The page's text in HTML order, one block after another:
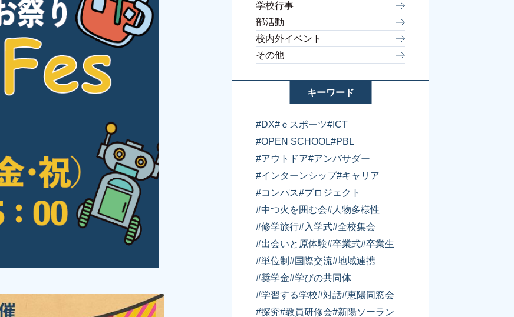
学校行事
部活動
校内外イベント
その他
キーワード
#DX#ｅスポーツ#ICT
#OPEN SCHOOL#PBL
#アウトドア#アンバサダー
#インターンシップ#キャリア
#コンパス#プロジェクト
#中つ火を囲む会#人物多様性
#修学旅行#入学式#全校集会
#出会いと原体験#卒業式#卒業生
#単位制 #国際交流#地域連携
#奨学金#学びの共同体
#学習する学校#対話#恵陽同窓会
#探究#教員研修会#新陽ソーラン